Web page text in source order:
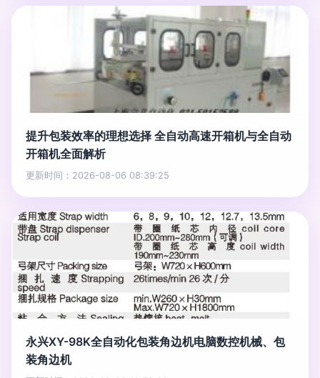
提升包装效率的理想选择 全自动高速开箱机与全自动
开箱机全面解析
更新时间：2026-08-06 08:39:25
永兴XY-98K全自动化包装角边机电脑数控机械、包
装角边机